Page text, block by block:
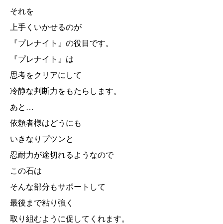
それを
上手くいかせるのが
『プレナイト』の役目です。
『プレナイト』は
思考をクリアにして
冷静な判断力をもたらします。
あと…
依頼者様はどうにも
いきなりプツンと
忍耐力が途切れるようなので
この石は
そんな部分もサポートして
最後まで粘り強く
取り組むように促してくれます。